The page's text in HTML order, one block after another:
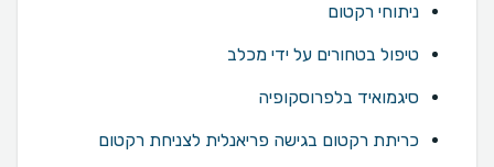
ניתוחי רקטום
טיפול בטחורים על ידי מכלב
סיגמואיד בלפרוסקופיה
כריתת רקטום בגישה פריאנלית לצניחת רקטום